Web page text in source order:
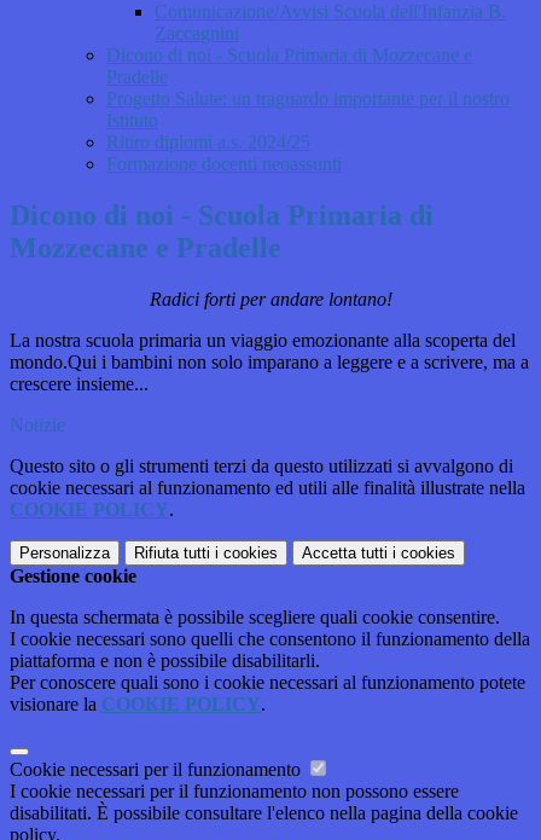
Comunicazione/Avvisi Scuola dell'Infanzia B.
Zaccagnini
Dicono di noi - Scuola Primaria di Mozzecane e
Pradelle
Progetto Salute: un traguardo importante per il nostro
Istituto
Ritiro diplomi a.s. 2024/25
Formazione docenti neoassunti
Dicono di noi - Scuola Primaria di
Mozzecane e Pradelle
Radici forti per andare lontano!
La nostra scuola primaria un viaggio emozionante alla scoperta del
mondo.Qui i bambini non solo imparano a leggere e a scrivere, ma a
crescere insieme...
Notizie
Questo sito o gli strumenti terzi da questo utilizzati si avvalgono di
cookie necessari al funzionamento ed utili alle finalità illustrate nella
COOKIE POLICY.
Personalizza Rifiuta tutti i cookies Accetta tutti i cookies
Gestione cookie
In questa schermata è possibile scegliere quali cookie consentire.
I cookie necessari sono quelli che consentono il funzionamento della
piattaforma e non è possibile disabilitarli.
Per conoscere quali sono i cookie necessari al funzionamento potete
visionare la COOKIE POLICY.
Cookie necessari per il funzionamento
I cookie necessari per il funzionamento non possono essere
disabilitati. È possibile consultare l'elenco nella pagina della cookie
policy.